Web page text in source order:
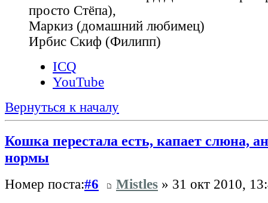
просто Стёпа),
Маркиз (домашний любимец)
Ирбис Скиф (Филипп)
ICQ
YouTube
Вернуться к началу
Кошка перестала есть, капает слюна,
нормы
Номер поста:#6 Mistles » 31 окт 2010,